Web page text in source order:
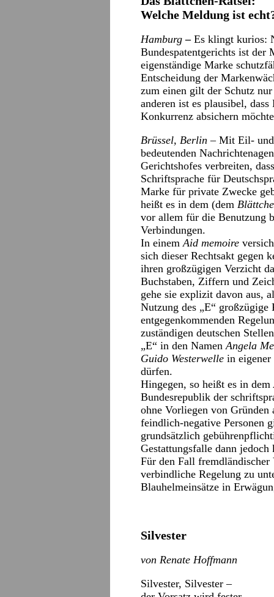
Welche Meldung ist
Hamburg –Es klingt kurios:
Bundespatentgerichts ist
eigenständige Marke
Entscheidung der
zum einen gilt der Schutz
anderen ist es plausibel,
Konkurrenz absichern
Brüssel, Berlin– Mit Eil- und
bedeutenden
Gerichtshofes verbreiten,
Schriftsprache für
Marke für private Zwecke
heißt es in dem (dem
vor allem für die Benutzung
Verbindungen.
In einemAid memoire
sich dieser Rechtsakt gegen
ihren großzügigen Verzicht
Buchstaben, Ziffern und
gehe sie explizit davon aus,
Nutzung des „E“ großzügige
entgegenkommenden
zuständigen deutschen
„E“ in den NamenAngela
Guido Westerwelle in eigener
dürfen.
Hingegen, so heißt es in dem
Bundesrepublik der
ohne Vorliegen von
feindlich-negative Personen
grundsätzlich
Gestattungsfalle dann jedoch
Für den Fall
verbindliche Regelung zu
Blauhelmeinsätze in
Silvester
von Renate Hoffmann
Silvester, Silvester –